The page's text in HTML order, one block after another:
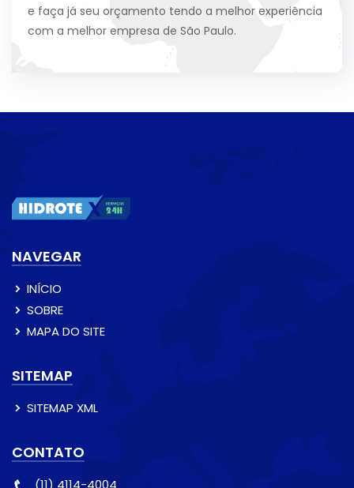
e faça já seu orçamento tendo a melhor experiência
com a melhor empresa de São Paulo.
NAVEGAR
INÍCIO
SOBRE
MAPA DO SITE
SITEMAP
SITEMAP XML
CONTATO
(11) 4114-4004